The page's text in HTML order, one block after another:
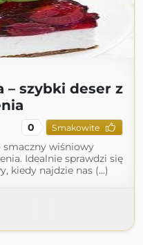
– szybki deser z
0 Smakowite
smaczny wiśniowy
Idealnie sprawdzi się
kiedy najdzie nas (...)